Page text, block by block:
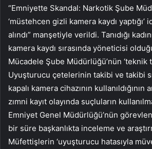
“Emniyette Skandal: Narkotik Şube
‘müstehcen gizli kamera kaydı yaptığı’
alındı” manşetiyle verildi. Tanıdığı
kamera kaydı sırasında yöneticisi
Mücadele Şube Müdürlüğü’nün ‘teknik
Uyuşturucu çetelerinin takibi ve takibi
kapalı kamera cihazının kullanıldığının
zımni kayıt olayında suçluların
Emniyet Genel Müdürlüğü’nün
bir süre başkanlıkta inceleme ve
Müfettişlerin ‘uyuşturucu hatasıyla